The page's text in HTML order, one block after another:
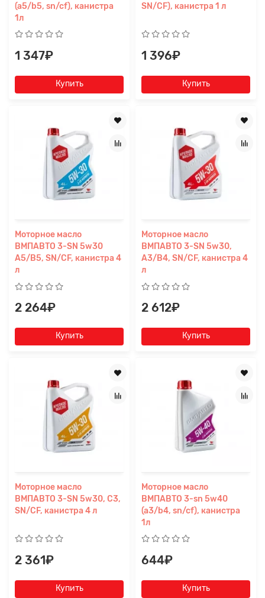
(a5/b5, sn/cf), канистра
1л
1 347₽
Купить
SN/CF), канистра 1 л
1 396₽
Купить
Моторное масло
ВМПАВТО 3-SN 5w30
A5/B5, SN/CF, канистра 4
л
2 264₽
Купить
Моторное масло
ВМПАВТО 3-SN 5w30,
A3/B4, SN/CF, канистра 4
л
2 612₽
Купить
Моторное масло
ВМПАВТО 3-SN 5w30, С3,
SN/CF, канистра 4 л
2 361₽
Купить
Моторное масло
ВМПАВТО 3-sn 5w40
(a3/b4, sn/cf), канистра
1л
644₽
Купить